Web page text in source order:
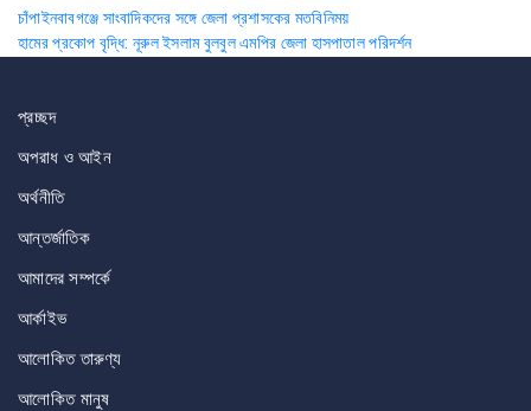
Post
navigation
চাঁপাইনবাবগঞ্জে সাংবাদিকদের সঙ্গে জেলা প্রশাসকের মতবিনিময়
হামের প্রকোপ বৃদ্ধি: নূরুল ইসলাম বুলবুল এমপির জেলা হাসপাতাল পরিদর্শন
প্রচ্ছদ
অপরাধ ও আইন
অর্থনীতি
আন্তর্জাতিক
আমাদের সম্পর্কে
আর্কাইভ
আলোকিত তারুণ্য
আলোকিত মানুষ